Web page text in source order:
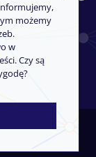
i rezerwacji
możemy
w
Czy są